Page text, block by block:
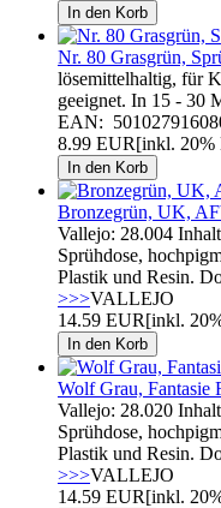
Nr. 80 Grasgrün,
lösemittelhaltig, für
geeignet. In 15 - 30
EAN:
8.99 EUR[inkl. 20%
Bronzegrün, UK,
Vallejo: 28.004
Sprühdose,
Plastik und Resin.
>>>VALLEJO
14.59 EUR[inkl.
Wolf Grau, Fantasie
Vallejo: 28.020
Sprühdose,
Plastik und Resin.
>>>VALLEJO
14.59 EUR[inkl.